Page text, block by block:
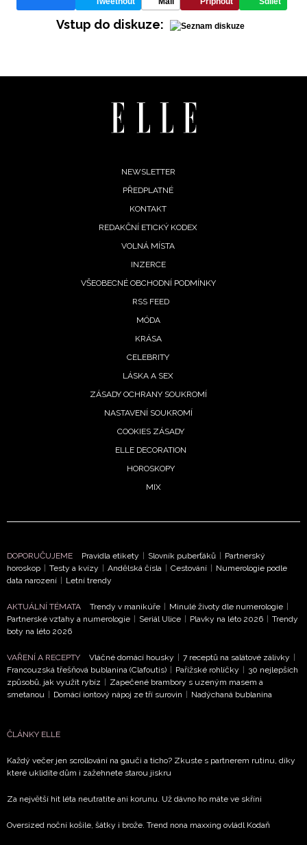
Vstup do diskuze:
NEWSLETTER
PŘEDPLATNÉ
KONTAKT
REDAKČNÍ ETICKÝ KODEX
VOLNÁ MÍSTA
INZERCE
VŠEOBECNÉ OBCHODNÍ PODMÍNKY
RSS FEED
MÓDA
KRÁSA
CELEBRITY
LÁSKA A SEX
ZÁSADY OCHRANY SOUKROMÍ
NASTAVENÍ SOUKROMÍ
COOKIES ZÁSADY
ELLE DECORATION
HOROSKOPY
MIX
DOPORUČUJEME Pravidla etikety | Slovník puberťáků | Partnerský
horoskop | Testy a kvízy | Andělská čísla | Cestování | Numerologie podle
data narození | Letní trendy
AKTUÁLNÍ TÉMATA Trendy v manikúře | Minulé životy dle numerologie |
Partnerské vztahy a numerologie | Seriál Ulice | Plavky na léto 2026 | Trendy
boty na léto 2026
VAŘENÍ A RECEPTY Vláčné domácí housky | 7 receptů na salátové zálivky |
Francouzská třešňová bublanina (Clafoutis) | Pařížské rohlíčky | 30 nejlepších
způsobů, jak využít rybíz | Zapečené brambory s uzeným masem a
smetanou | Domácí iontový nápoj ze tří surovin | Nadýchaná bublanina
ČLÁNKY ELLE
Každý večer jen scrollování na gauči a ticho? Zkuste s partnerem rutinu, díky
které uklidíte dům i zažehnete starou jiskru
Za největší hit léta neutratíte ani korunu. Už dávno ho máte ve skříni
Oversized noční košile, šátky i brože. Trend nona maxxing ovládl Kodaň